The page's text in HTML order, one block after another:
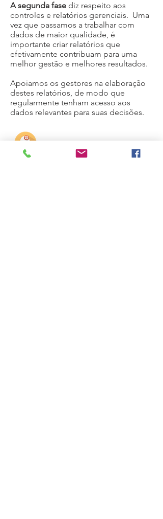
A segunda fase diz respeito aos
controles e relatórios gerenciais. Uma
vez que passamos a trabalhar com
dados de maior qualidade, é
importante criar relatórios que
efetivamente contribuam para uma
melhor gestão e melhores resultados.
Apoiamos os gestores na elaboração
destes relatórios, de modo que
regularmente tenham acesso aos
dados relevantes para suas decisões.
Na terceira fase,
atuamos como